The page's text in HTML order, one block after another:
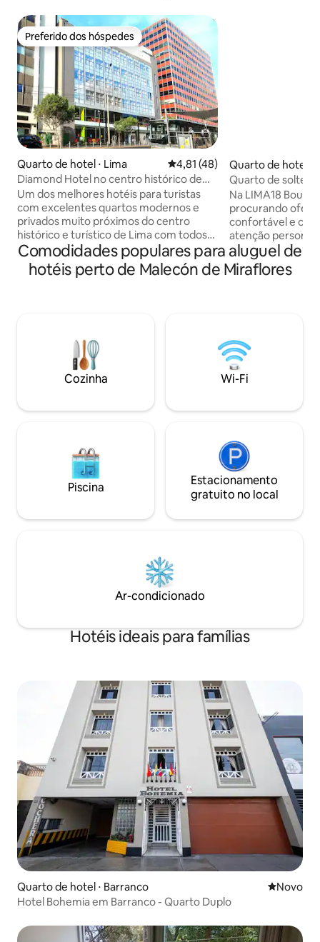
Preferido dos hóspedes
Preferido dos hóspedes
Quarto de hotel ⋅ Lima 4,81 de uma avaliação média
4,81 (48)
Diamond Hotel no centro histórico de
Lima
Um dos melhores hotéis para turistas
com excelentes quartos modernos e
privados muito próximos do centro
histórico e turístico de Lima com todos
os confortos e a uma curta distância a
pé. Hotel de velocidade Wi-Fi de 200 MB
com excelente e nova fibra óptica.
diferentes atrações turísticas do centro
da cidade. Café da manhã incluso todos
os dias da sua estadia.
Quarto de hotel ⋅
Quarto de
Na LIMA18
procurando
confortável e
atenção
detalhes. Cada
modernos,
clássicos.
boêmio e artístico
cenário perfeito
boa estadia.
Comodidades populares para aluguel de
hotéis perto de Malecón de Miraflores
Cozinha Wi-Fi
Piscina
Estacionamento
gratuito no local
Ar-condicionado
Hotéis ideais para famílias
Quarto de hotel ⋅ Barranco Novo
Novo
Hotel Bohemia em Barranco - Quarto Duplo